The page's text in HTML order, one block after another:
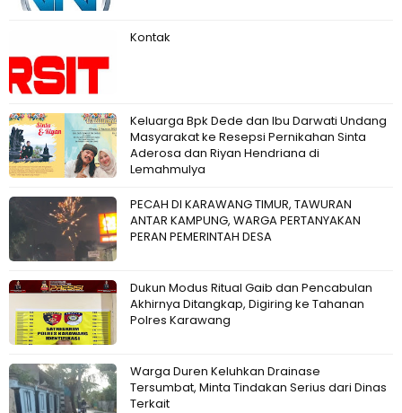
Kontak
Keluarga Bpk Dede dan Ibu Darwati Undang
Masyarakat ke Resepsi Pernikahan Sinta
Aderosa dan Riyan Hendriana di
Lemahmulya
PECAH DI KARAWANG TIMUR, TAWURAN
ANTAR KAMPUNG, WARGA PERTANYAKAN
PERAN PEMERINTAH DESA
Dukun Modus Ritual Gaib dan Pencabulan
Akhirnya Ditangkap, Digiring ke Tahanan
Polres Karawang
Warga Duren Keluhkan Drainase
Tersumbat, Minta Tindakan Serius dari Dinas
Terkait